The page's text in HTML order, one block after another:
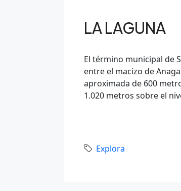
LA LAGUNA
El término municipal de
entre el macizo de
aproximada de 600
1.020 metros sobre el
Explora